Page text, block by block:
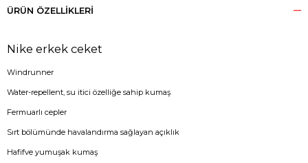
ÜRÜN ÖZELLIKLERI
Nike erkek ceket
Windrunner
Water-repellent, su itici özelliğe sahip kumaş
Fermuarlı cepler
Sırt bölümünde havalandırma sağlayan açıklık
Hafifve yumuşak kumaş